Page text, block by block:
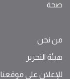
صحة
من نحن
هيئة التحرير
للإعلان على موقعنا